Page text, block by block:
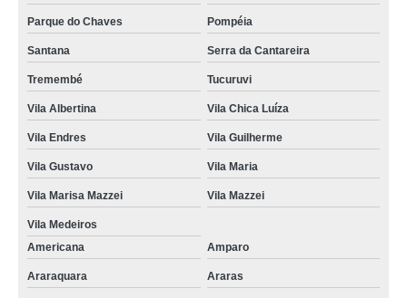
Parque do Chaves Pompéia
Santana Serra da Cantareira
Tremembé Tucuruvi
Vila Albertina Vila Chica Luíza
Vila Endres Vila Guilherme
Vila Gustavo Vila Maria
Vila Marisa Mazzei Vila Mazzei
Vila Medeiros
Americana
Amparo
Araraquara Araras